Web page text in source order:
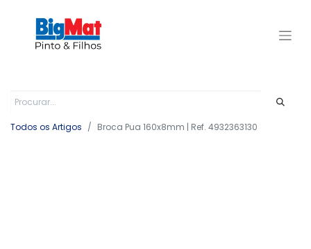
Todos os Artigos Broca Pua 160x8mm | Ref. 4932363130